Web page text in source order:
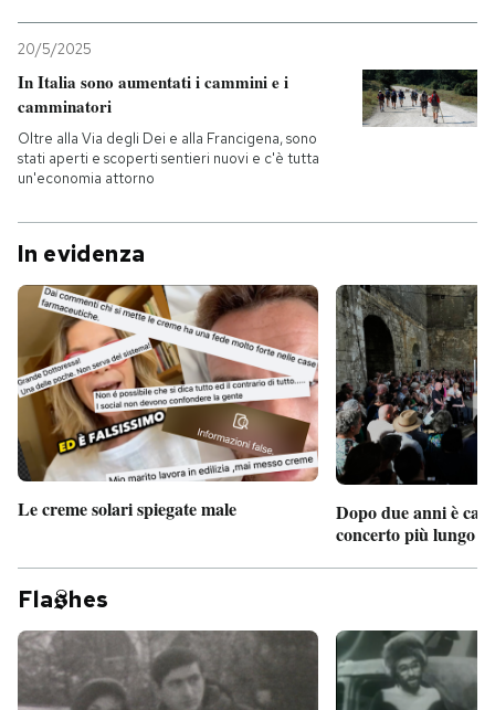
20/5/2025
In Italia sono aumentati i cammini e i
camminatori
Oltre alla Via degli Dei e alla Francigena, sono
stati aperti e scoperti sentieri nuovi e c'è tutta
un'economia attorno
In evidenza
Le creme solari spiegate male
Dopo due anni è
concerto più lungo
Fla hes